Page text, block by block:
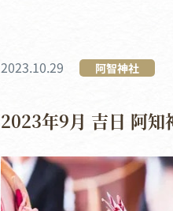
2023.10.29 阿智神社
2023年9月 吉日 阿知